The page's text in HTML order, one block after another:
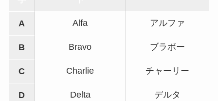
A Alfa アルファ
B Bravo ブラボー
C Charlie チャーリー
D Delta デルタ